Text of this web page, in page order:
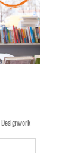
Designwork